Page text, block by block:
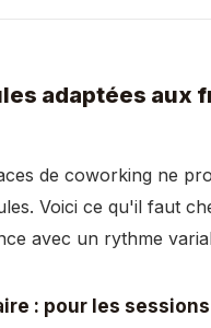
adaptées aux
de coworking ne
Voici ce qu'il faut
avec un rythme
: pour les